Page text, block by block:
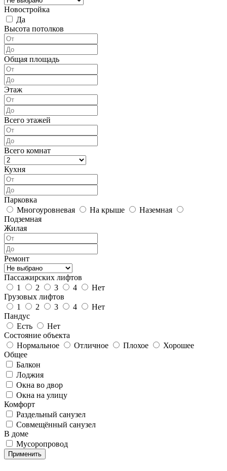
Новостройка
Да
Высота потолков
Общая площадь
Этаж
Всего этажей
Всего комнат
Кухня
Парковка
Многоуровневая
На крыше
Наземная
Подземная
Жилая
Ремонт
Пассажирских лифтов
1
2 3 4
Нет
Грузовых лифтов
1
2 3 4
Нет
Пандус
Есть
Нет
Состояние объекта
Нормальное
Отличное Плохое
Хорошее
Общее
Балкон
Лоджия
Окна во двор
Окна на улицу
Комфорт
Раздельный санузел
Совмещённый санузел
В доме
Мусоропровод
Применить